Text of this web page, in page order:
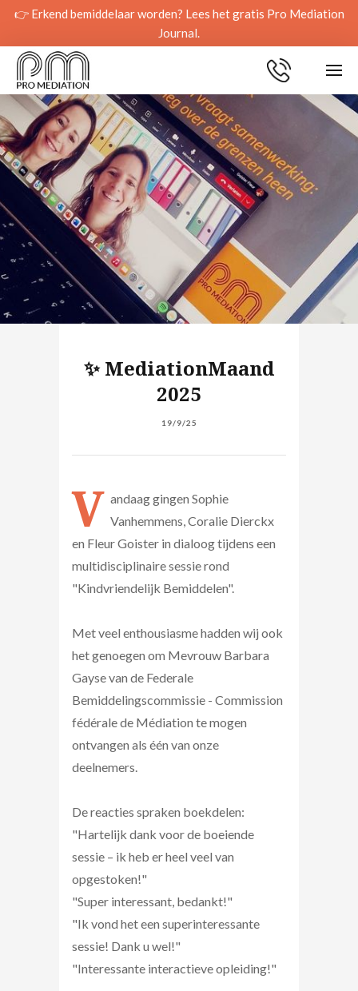
👉 Erkend bemiddelaar worden? Lees het gratis Pro Mediation
Journal.
✨ MediationMaand
2025
19/9/25
V andaag gingen Sophie
Vanhemmens, Coralie Dierckx
en Fleur Goister in dialoog tijdens een
multidisciplinaire sessie rond
"Kindvriendelijk Bemiddelen".
Met veel enthousiasme hadden wij ook
het genoegen om Mevrouw Barbara
Gayse van de Federale
Bemiddelingscommissie - Commission
fédérale de Médiation te mogen
ontvangen als één van onze
deelnemers.
De reacties spraken boekdelen:
"Hartelijk dank voor de boeiende
sessie – ik heb er heel veel van
opgestoken!"
"Super interessant, bedankt!"
"Ik vond het een superinteressante
sessie! Dank u wel!"
"Interessante interactieve opleiding!"